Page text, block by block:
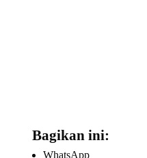
Bagikan ini:
WhatsApp